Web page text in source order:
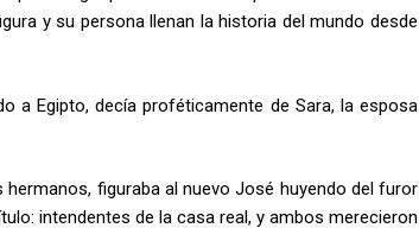
y su persona llenan la historia del mundo desde
a Egipto, decía proféticamente de Sara, la esposa
figuraba al nuevo José huyendo del furor
intendentes de la casa real, y ambos merecieron